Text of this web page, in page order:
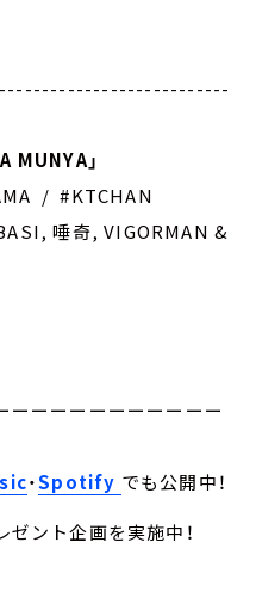
MUNYA」
/ #KTCHAN
唾奇, VIGORMAN &
ーーーーーーーーーーー
・Spotify でも公開中！
ント企画を実施中！